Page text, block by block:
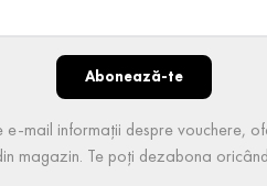
Abonează-te
e-mail informații despre vouchere,
magazin. Te poți dezabona